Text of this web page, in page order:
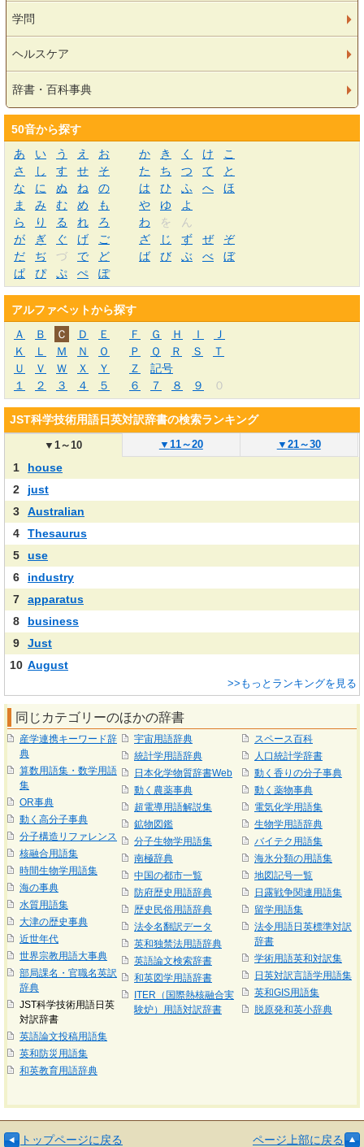
学問
ヘルスケア
辞書・百科事典
50音から探す
あ
い う え お か き く け
こ
さ
し す せ そ た ち つ て
と
な
に ぬ ね の は ひ ふ へ
ほ
ま
み む め も や ゆ
よ
ら
り る れ ろ わ を
ん
が
ぎ ぐ げ ご ざ じ ず ぜ
ぞ
だ
ぢ づ で ど ば び ぶ べ
ぼ
ぱ
ぴ ぷ ぺ ぽ
アルファベットから探す
Ａ
Ｂ Ｃ Ｄ Ｅ Ｆ Ｇ Ｈ Ｉ
Ｊ
Ｋ
Ｌ Ｍ Ｎ Ｏ Ｐ Ｑ Ｒ Ｓ
Ｔ
Ｕ
Ｖ Ｗ Ｘ Ｙ Ｚ
記号
１
２ ３ ４ ５ ６ ７ ８ ９ ０
JST科学技術用語日英対訳辞書の検索ランキング
▼1～10 ▼ 11～20 ▼ 21～30
1
house
2
just
3
Australian
4
Thesaurus
5
use
6
industry
7
apparatus
8
business
9
Just
10 August
>>もっとランキングを見る
同じカテゴリーのほかの辞書
産学連携キーワード辞
典
算数用語集・数学用語
集
OR事典
動く高分子事典
分子構造リファレンス
核融合用語集
時間生物学用語集
海の事典
水質用語集
大津の歴史事典
近世年代
世界宗教用語大事典
部局課名・官職名英訳
辞典
JST科学技術用語日英
対訳辞書
英語論文投稿用語集
英和防災用語集
和英教育用語辞典
宇宙用語辞典
統計学用語辞典
日本化学物質辞書Web
動く農薬事典
超電導用語解説集
鉱物図鑑
分子生物学用語集
南極辞典
中国の都市一覧
防府歴史用語辞典
歴史民俗用語辞典
法令名翻訳データ
英和独禁法用語辞典
英語論文検索辞書
和英図学用語辞書
ITER（国際熱核融合実
験炉）用語対訳辞書
スペース百科
人口統計学辞書
動く香りの分子事典
動く薬物事典
電気化学用語集
生物学用語辞典
バイテク用語集
海氷分類の用語集
地図記号一覧
日露戦争関連用語集
留学用語集
法令用語日英標準対訳
辞書
学術用語英和対訳集
日英対訳言語学用語集
英和GIS用語集
脱原発和英小辞典
トップページに戻る ページ上部に戻る